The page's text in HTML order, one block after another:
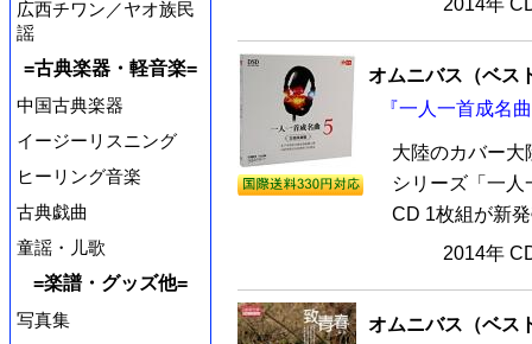
広西チワン／ヤオ族民
謡
=古典楽器・軽音楽=
中国古典楽器
イージーリスニング
ヒーリング音楽
古典戯曲
童謡・儿歌
=楽譜・グッズ他=
写真集
2014年
オムニバス（ベス
『一人一首成名
大陸のカバー大
シリーズ「一
CD 1枚組が新
2014年
オムニバス（ベス